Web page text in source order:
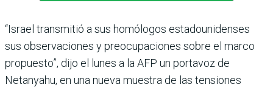
“Israel transmitió a sus homólogos estadounidenses
sus observaciones y preocupaciones sobre el marco
propuesto”, dijo el lunes a la AFP un portavoz de
Netanyahu, en una nueva muestra de las tensiones